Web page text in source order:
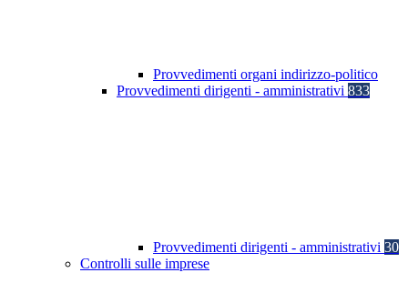
Provvedimenti organi indirizzo-politico
Provvedimenti dirigenti - amministrativi 833
Provvedimenti dirigenti - amministrativi 30
Controlli sulle imprese